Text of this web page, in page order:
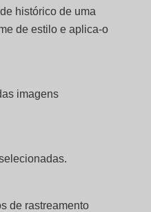
histórico de uma
de estilo e aplica-o
imagens
de rastreamento